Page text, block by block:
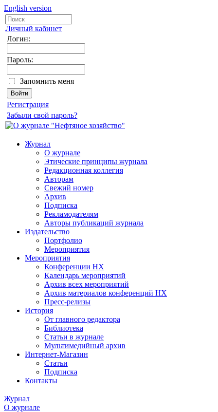
English version
Личный кабинет
Логин:
Пароль:
Запомнить меня
Регистрация
Забыли свой пароль?
Журнал
О журнале
Этические принципы журнала
Редакционная коллегия
Авторам
Свежий номер
Архив
Подписка
Рекламодателям
Авторы публикаций журнала
Издательство
Портфолио
Мероприятия
Мероприятия
Конференции НХ
Календарь мероприятий
Архив всех мероприятий
Архив материалов конференций НХ
Пресс-релизы
История
От главного редактора
Библиотека
Статьи в журнале
Мультимедийный архив
Интернет-Магазин
Статьи
Подписка
Контакты
Журнал
О журнале